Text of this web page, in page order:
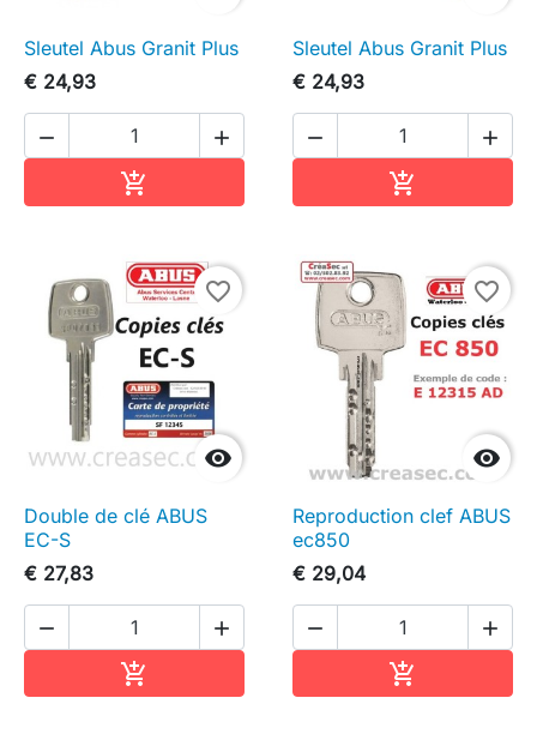
Sleutel Abus Granit Plus
€ 24,93
 

Sleutel Abus Granit Plus
€ 24,93
 


favorite_border
Double de clé ABUS
EC-S
€ 27,83
 


favorite_border
Reproduction clef ABUS
ec850
€ 29,04
 
